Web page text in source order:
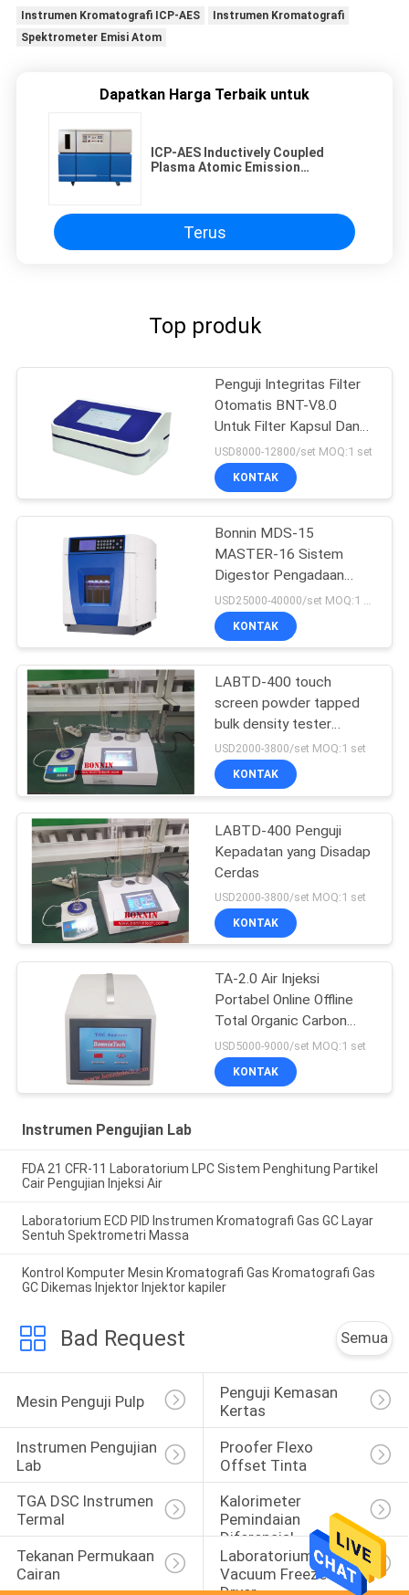
Instrumen Kromatografi ICP-AES
Instrumen Kromatografi
Spektrometer Emisi Atom
Dapatkan Harga Terbaik untuk
ICP-AES Inductively Coupled
Plasma Atomic Emission
Terus
Top produk
Penguji Integritas Filter
Otomatis BNT-V8.0
Untuk Filter Kapsul Dan
Membran Ultrafiltrasi
USD8000-12800/set MOQ:1 set
KONTAK
Bonnin MDS-15
MASTER-16 Sistem
Digestor Pengadaan
Sampel
KONTAK
LABTD-400 touch
screen powder tapped
bulk density tester
(penguji kepadatan besar
bubuk)
USD2000-3800/set MOQ:1 set
KONTAK
LABTD-400 Penguji
Kepadatan yang Disadap
Cerdas
USD2000-3800/set MOQ:1 set
KONTAK
TA-2.0 Air Injeksi
Portabel Online Offline
Total Organic Carbon
Analyzer TOC Tester
USD5000-9000/set MOQ:1 set
KONTAK
Instrumen Pengujian Lab
FDA 21 CFR-11 Laboratorium LPC Sistem Penghitung Partikel
Cair Pengujian Injeksi Air
Laboratorium ECD PID Instrumen Kromatografi Gas GC Layar
Sentuh Spektrometri Massa
Kontrol Komputer Mesin Kromatografi Gas Kromatografi Gas
GC Dikemas Injektor Injektor kapiler
Bad Request Semua
Mesin Penguji Pulp
Penguji Kemasan
Kertas
Instrumen Pengujian
Lab
Proofer Flexo
Offset Tinta
TGA DSC Instrumen
Termal
Kalorimeter
Pemindaian
Diferensial
Tekanan Permukaan
Cairan
Laboratorium
Vacuum Freeze